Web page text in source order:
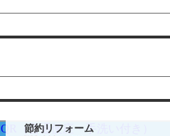
節約リフォーム